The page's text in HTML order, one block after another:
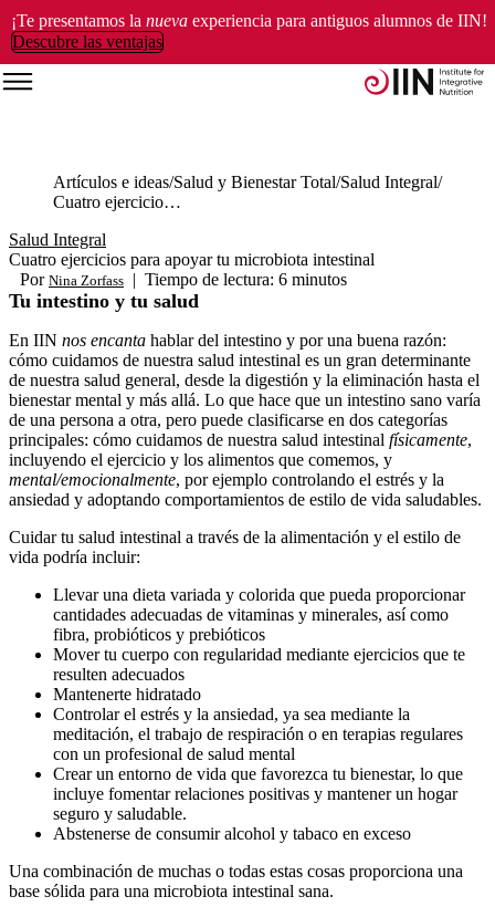
¡Te presentamos la nueva experiencia para antiguos alumnos de IIN!
Descubre las ventajas
Artículos e ideas Salud y Bienestar Total Salud Integral
Cuatro ejercicios para apoyar tu microbiota intestinal
Salud Integral
Cuatro ejercicios para apoyar tu microbiota intestinal
Por Nina Zorfass | Tiempo de lectura: 6 minutos
Tu intestino y tu salud
En IIN nos encanta hablar del intestino y por una buena razón:
cómo cuidamos de nuestra salud intestinal es un gran determinante
de nuestra salud general, desde la digestión y la eliminación hasta el
bienestar mental y más allá. Lo que hace que un intestino sano varía
de una persona a otra, pero puede clasificarse en dos categorías
principales: cómo cuidamos de nuestra salud intestinal físicamente,
incluyendo el ejercicio y los alimentos que comemos, y
mental/emocionalmente, por ejemplo controlando el estrés y la
ansiedad y adoptando comportamientos de estilo de vida saludables.
Cuidar tu salud intestinal a través de la alimentación y el estilo de
vida podría incluir:
Llevar una dieta variada y colorida que pueda proporcionar
cantidades adecuadas de vitaminas y minerales, así como
fibra, probióticos y prebióticos
Mover tu cuerpo con regularidad mediante ejercicios que te
resulten adecuados
Mantenerte hidratado
Controlar el estrés y la ansiedad, ya sea mediante la
meditación, el trabajo de respiración o en terapias regulares
con un profesional de salud mental
Crear un entorno de vida que favorezca tu bienestar, lo que
incluye fomentar relaciones positivas y mantener un hogar
seguro y saludable.
Abstenerse de consumir alcohol y tabaco en exceso
Una combinación de muchas o todas estas cosas proporciona una
base sólida para una microbiota intestinal sana.